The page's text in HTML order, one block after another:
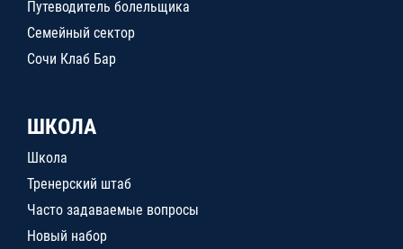
Путеводитель болельщика
Семейный сектор
Сочи Клаб Бар
ШКОЛА
Школа
Тренерский штаб
Часто задаваемые вопросы
Новый набор